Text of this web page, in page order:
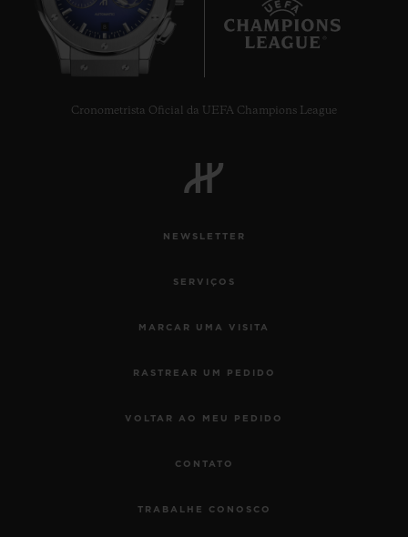
Cronometrista Oficial da UEFA Champions League
NEWSLETTER
SERVIÇOS
MARCAR UMA VISITA
RASTREAR UM PEDIDO
VOLTAR AO MEU PEDIDO
CONTATO
TRABALHE CONOSCO